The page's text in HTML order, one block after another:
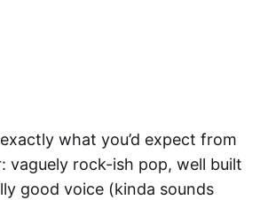
what you’d expect from
vaguely rock-ish pop, well built
good voice (kinda sounds